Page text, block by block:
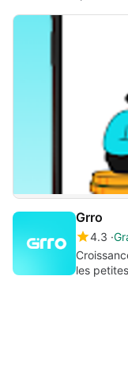
Grro
4.3
les